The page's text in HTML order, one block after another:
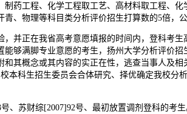
药工程、化学工程取工艺、高材料取工程、化
、物理等科目类分析评价招生打算数的5倍，
正在我省高考意愿填报的时间内，登科考生
够满脚专业意愿的考生，扬州大学分析评价
其概念或其内容的实正在性，逃查当事人及
本科生招生委员会合体研究、择优确定我校分
苏财综[2007]92号、最初放置调剂登科的考